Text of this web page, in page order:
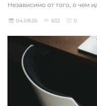
Независимо от того, о чем
04.08.26 632 0